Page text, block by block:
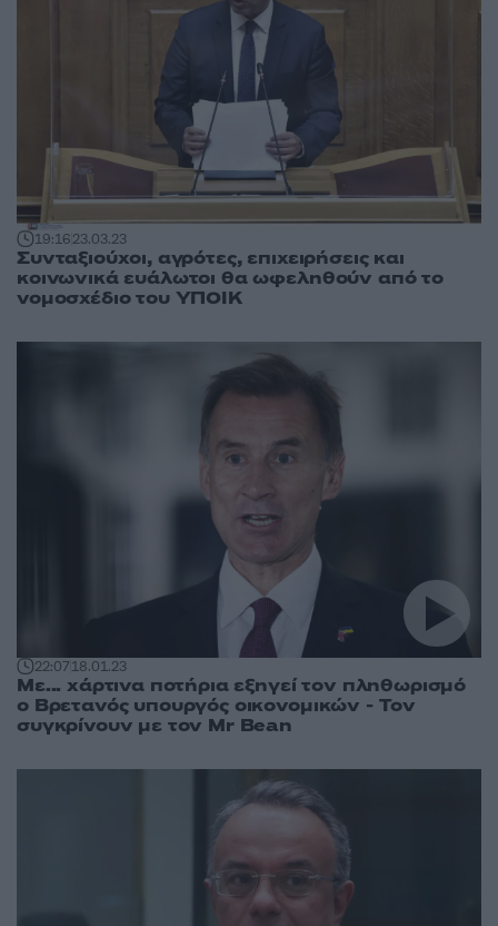
19:1623.03.23
Συνταξιούχοι, αγρότες, επιχειρήσεις και
κοινωνικά ευάλωτοι θα ωφεληθούν από το
νομοσχέδιο του ΥΠΟΙΚ
22:0718.01.23
Με... χάρτινα ποτήρια εξηγεί τον πληθωρισμό
ο Βρετανός υπουργός οικονομικών - Tον
συγκρίνουν με τον Mr Bean